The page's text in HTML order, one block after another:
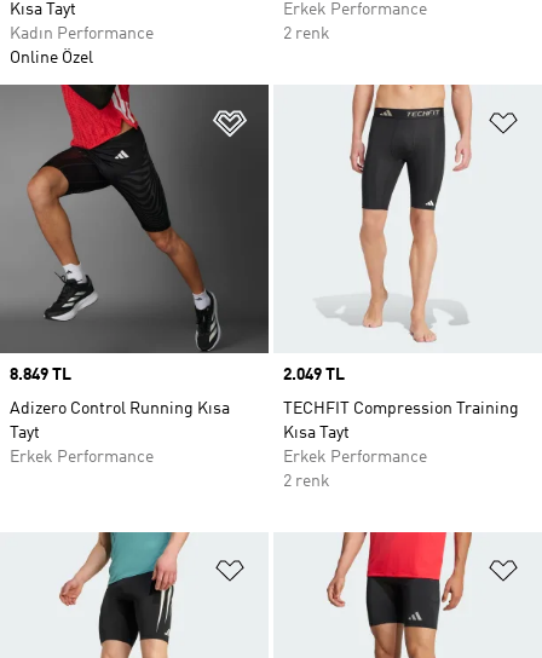
Kısa Tayt
Kadın Performance
Online Özel
Erkek Performance
2 renk
Favori Listesine Ekle
Price
8.849 TL
Adizero Control Running Kısa
Tayt
Erkek Performance
Price
2.049 TL
TECHFIT Compression Training
Kısa Tayt
Erkek Performance
2 renk
Favori Listesine Ekle